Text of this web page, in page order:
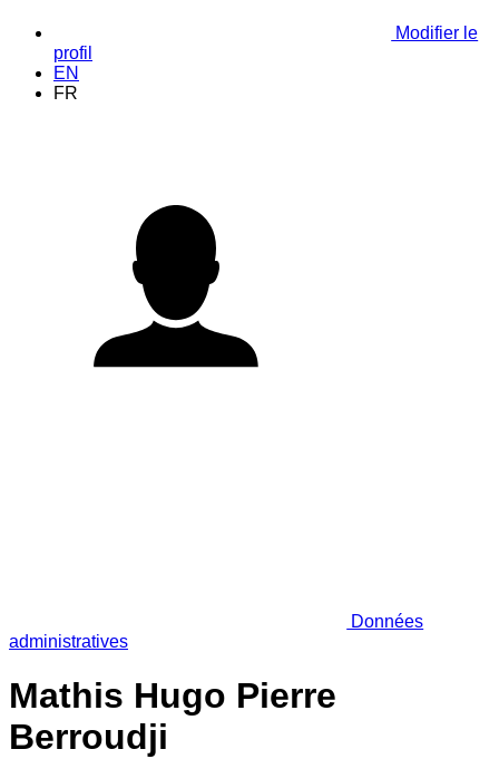
Modifier le
profil
EN
FR
Données
administratives
Mathis Hugo Pierre
Berroudji